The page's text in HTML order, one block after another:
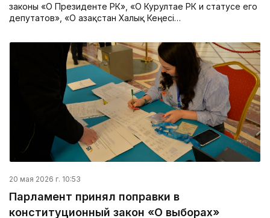
законы «О Президенте РК», «О Курултае РК и статусе его
депутатов», «О Қазақстан Халық Кеңесі…
20 мая 2026 г. 10:53
Парламент принял поправки в
конституционный закон «О выборах»